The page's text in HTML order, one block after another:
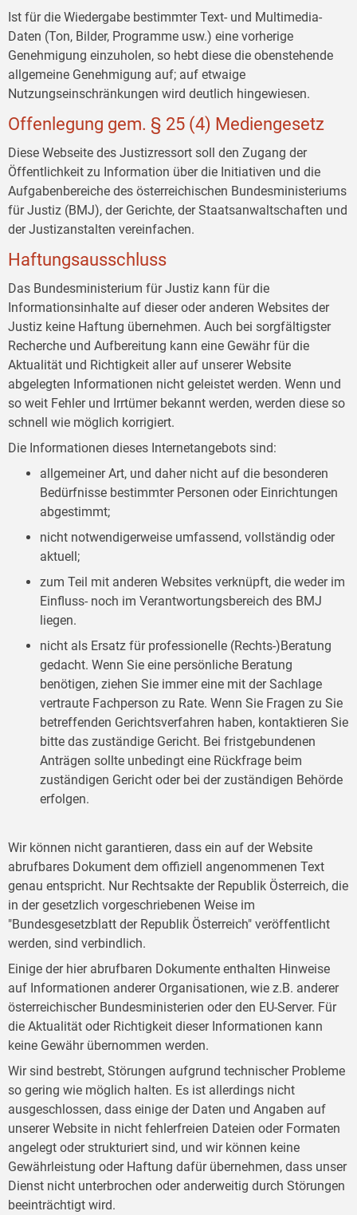
Ist für die Wiedergabe bestimmter Text- und Multimedia-
Daten (Ton, Bilder, Programme usw.) eine vorherige
Genehmigung einzuholen, so hebt diese die obenstehende
allgemeine Genehmigung auf; auf etwaige
Nutzungseinschränkungen wird deutlich hingewiesen.
Offenlegung gem. § 25 (4) Mediengesetz
Diese Webseite des Justizressort soll den Zugang der
Öffentlichkeit zu Information über die Initiativen und die
Aufgabenbereiche des österreichischen Bundesministeriums
für Justiz (BMJ), der Gerichte, der Staatsanwaltschaften und
der Justizanstalten vereinfachen.
Haftungsausschluss
Das Bundesministerium für Justiz kann für die
Informationsinhalte auf dieser oder anderen Websites der
Justiz keine Haftung übernehmen. Auch bei sorgfältigster
Recherche und Aufbereitung kann eine Gewähr für die
Aktualität und Richtigkeit aller auf unserer Website
abgelegten Informationen nicht geleistet werden. Wenn und
so weit Fehler und Irrtümer bekannt werden, werden diese so
schnell wie möglich korrigiert.
Die Informationen dieses Internetangebots sind:
allgemeiner Art, und daher nicht auf die besonderen
Bedürfnisse bestimmter Personen oder Einrichtungen
abgestimmt;
nicht notwendigerweise umfassend, vollständig oder
aktuell;
zum Teil mit anderen Websites verknüpft, die weder im
Einfluss- noch im Verantwortungsbereich des BMJ
liegen.
nicht als Ersatz für professionelle (Rechts-)Beratung
gedacht. Wenn Sie eine persönliche Beratung
benötigen, ziehen Sie immer eine mit der Sachlage
vertraute Fachperson zu Rate. Wenn Sie Fragen zu Sie
betreffenden Gerichtsverfahren haben, kontaktieren Sie
bitte das zuständige Gericht. Bei fristgebundenen
Anträgen sollte unbedingt eine Rückfrage beim
zuständigen Gericht oder bei der zuständigen Behörde
erfolgen.
Wir können nicht garantieren, dass ein auf der Website
abrufbares Dokument dem offiziell angenommenen Text
genau entspricht. Nur Rechtsakte der Republik Österreich, die
in der gesetzlich vorgeschriebenen Weise im
"Bundesgesetzblatt der Republik Österreich" veröffentlicht
werden, sind verbindlich.
Einige der hier abrufbaren Dokumente enthalten Hinweise
auf Informationen anderer Organisationen, wie z.B. anderer
österreichischer Bundesministerien oder den EU-Server. Für
die Aktualität oder Richtigkeit dieser Informationen kann
keine Gewähr übernommen werden.
Wir sind bestrebt, Störungen aufgrund technischer Probleme
so gering wie möglich halten. Es ist allerdings nicht
ausgeschlossen, dass einige der Daten und Angaben auf
unserer Website in nicht fehlerfreien Dateien oder Formaten
angelegt oder strukturiert sind, und wir können keine
Gewährleistung oder Haftung dafür übernehmen, dass unser
Dienst nicht unterbrochen oder anderweitig durch Störungen
beeinträchtigt wird.